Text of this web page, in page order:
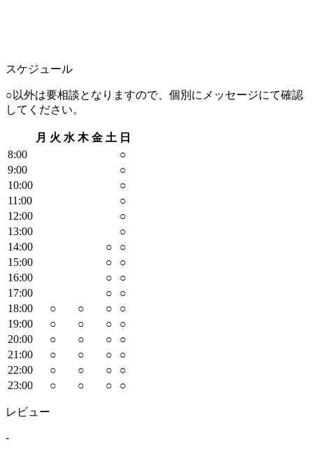
スケジュール
○以外は要相談となりますので、個別にメッセージにて確認
してください。
月 火 水 木 金 土 日
8:00
○
9:00
○
10:00
○
11 :00
○
12:00
○
13:00
○
14:00 ○
○
15:00 ○
○
16:00 ○
○
17:00 ○
○
18:00 ○ ○ ○
○
19:00 ○ ○ ○
○
20:00 ○ ○ ○
○
21 :00 ○ ○ ○
○
22:00 ○ ○ ○
○
23:00 ○ ○ ○ ○
レビュー
-